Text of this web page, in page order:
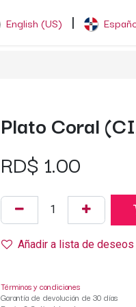
English (US) |
Plato Coral
RD$ 1.00
Añadir a lista de deseos
Términos y condiciones
Garantía de devolución de 30 días